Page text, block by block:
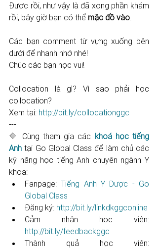
Được rồi, như vậy là đã xong phần khám
rồi, bây giờ bạn có thể mặc đồ vào.
Các bạn comment từ vựng xuống bên
dưới để nhanh nhớ nhé!
Chúc các bạn học vui!
Collocation là gì? Vì sao phải học
collocation?
Xem tại: http://bit.ly/collocationggc
---
🔷 Cùng tham gia các khoá học tiếng
Anh tại Go Global Class để làm chủ các
kỹ năng học tiếng Anh chuyên ngành Y
khoa:
Fanpage: Tiếng Anh Y Dược - Go
Global Class
Đăng ký: http://bit.ly/linkdkggconline​​​​​​​​​​​
http://bit.ly/feedbackggc​​​​​​​​​​​